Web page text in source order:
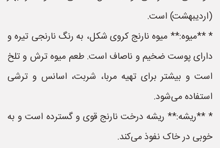
(اردیبهشت) است.
* **میوه:** میوه نارنج کروی شکل، به رنگ نارنجی تیره و
دارای پوست ضخیم و ناصاف است. طعم میوه ترش و تلخ
است و بیشتر برای تهیه مربا، شربت، اسانس و ترشی
استفاده می‌شود.
* **ریشه:** ریشه درخت نارنج قوی و گسترده است و به
خوبی در خاک نفوذ می‌کند.